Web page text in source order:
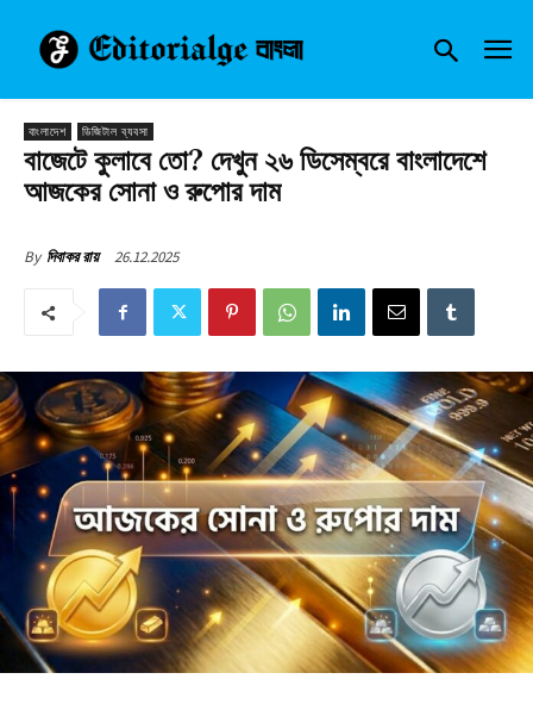
বাংলাদেশ ডিজিটাল ব্যবসা
বাজেটে কুলাবে তো? দেখুন ২৬ ডিসেম্বরে বাংলাদেশে
আজকের সোনা ও রুপোর দাম
By দিবাকর রায় 26.12.2025